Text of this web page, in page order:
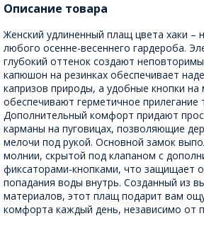
Описание товара
Женский удлиненный плащ цвета хаки –
любого осенне-весеннего гардероба.
глубокий оттенок создают
капюшон на резинках обеспечивает
капризов природы, а удобные кнопки на
обеспечивают герметичное прилегание
Дополнительный комфорт придают
карманы на пуговицах, позволяющие
мелочи под рукой. Основной замок
молнии, скрытой под клапаном с
фиксаторами-кнопками, что защищает
попадания воды внутрь. Созданный из
материалов, этот плащ подарит вам
комфорта каждый день, независимо от